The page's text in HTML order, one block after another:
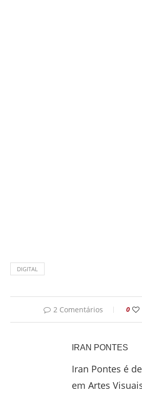
DIGITAL
2 Comentários 0
IRAN PONTES
Iran Pontes é
em Artes